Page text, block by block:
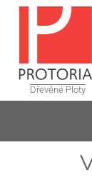
Dřevěné Ploty